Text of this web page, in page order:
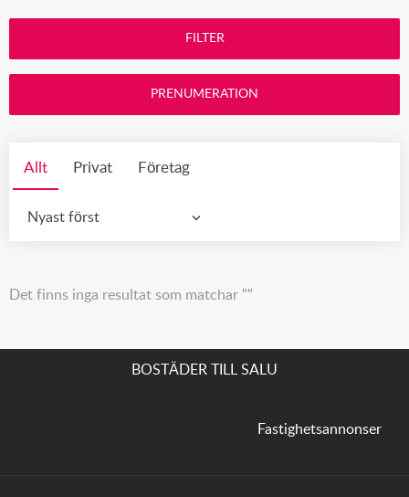
FILTER
PRENUMERATION
Allt Privat Företag
Nyast först
Det finns inga resultat som matchar ""
BOSTÄDER TILL SALU
Fastighetsannonser